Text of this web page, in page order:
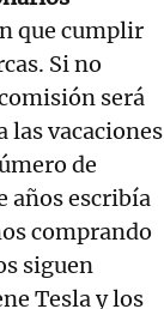
que cumplir
Si no
será
las vacaciones
de
años escribía
comprando
siguen
Tesla y los